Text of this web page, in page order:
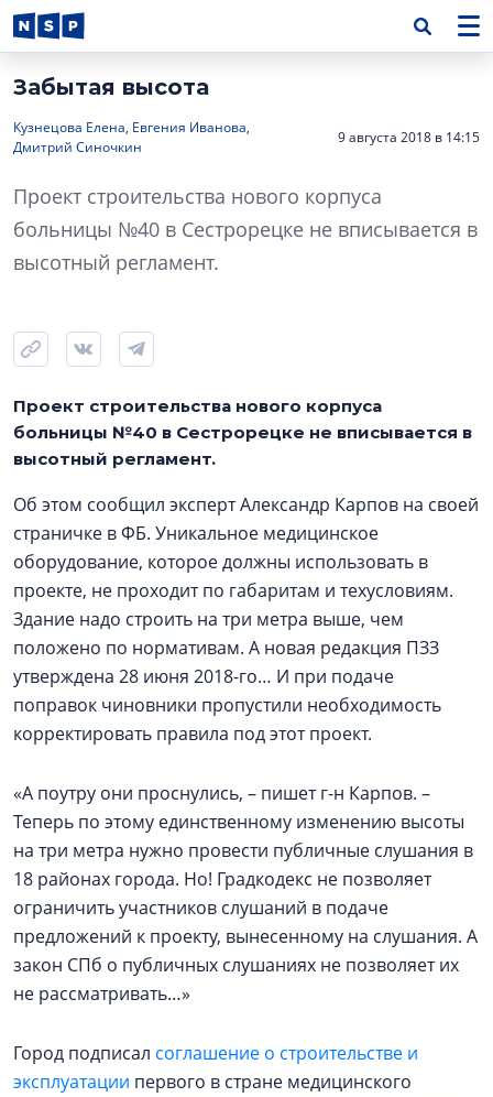
Забытая высота
Кузнецова Елена, Евгения Иванова,
Дмитрий Синочкин
9 августа 2018 в 14:15
Проект строительства нового корпуса
больницы №40 в Сестрорецке не вписывается в
высотный регламент.
Проект строительства нового корпуса
больницы №40 в Сестрорецке не вписывается в
высотный регламент.
Об этом сообщил эксперт Александр Карпов на своей
страничке в ФБ. Уникальное медицинское
оборудование, которое должны использовать в
проекте, не проходит по габаритам и техусловиям.
Здание надо строить на три метра выше, чем
положено по нормативам. А новая редакция ПЗЗ
утверждена 28 июня 2018-го… И при подаче
поправок чиновники пропустили необходимость
корректировать правила под этот проект.
«А поутру они проснулись, – пишет г-н Карпов. –
Теперь по этому единственному изменению высоты
на три метра нужно провести публичные слушания в
18 районах города. Но! Градкодекс не позволяет
ограничить участников слушаний в подаче
предложений к проекту, вынесенному на слушания. А
закон СПб о публичных слушаниях не позволяет их
не рассматривать…»
Город подписал соглашение о строительстве и
эксплуатации первого в стране медицинского